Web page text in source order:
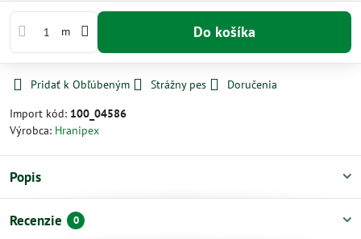
m Do košíka
Pridať k Obľúbeným Strážny pes
Doručenia
Import kód: 100_04586
Výrobca: Hranipex
Popis
Recenzie 0